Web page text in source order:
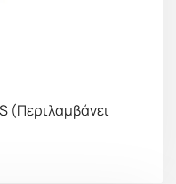
(Περιλαμβάνει